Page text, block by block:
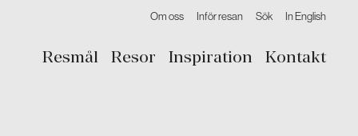
Om oss Inför resan Sök In English
Resmål Resor Inspiration Kontakt